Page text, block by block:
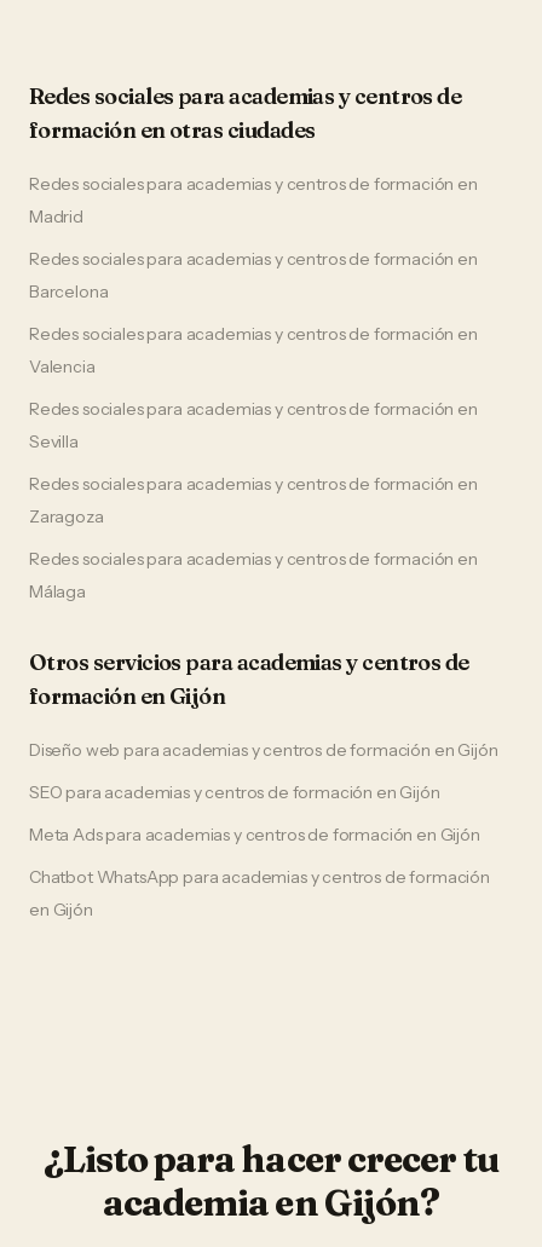
Redes sociales paraacademias y centros de
formaciónen otras ciudades
Redes socialespara academias y centros de formación en
Madrid
Redes socialespara academias y centros de formación en
Barcelona
Redes socialespara academias y centros de formación en
Valencia
Redes socialespara academias y centros de formación en
Sevilla
Redes socialespara academias y centros de formación en
Zaragoza
Redes socialespara academias y centros de formación en
Málaga
Otros servicios paraacademias y centros de
formaciónenGijón
Diseño web para academias y centros de formación en Gijón
SEO para academias y centros de formación en Gijón
Meta Adspara academias y centros de formación en Gijón
Chatbot WhatsApp para academias y centros de formación
en Gijón
¿Listo para hacer crecer tu
academiaenGijón?